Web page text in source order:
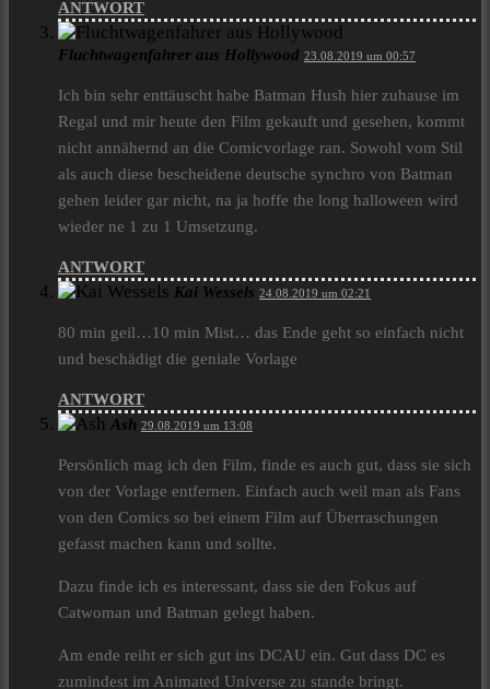
ANTWORT
Fluchtwagenfahrer aus Hollywood 23.08.2019 um 00:57
Ich bin sehr enttäuscht habe Batman Hush hier zuhause im
Regal und mir heute den Film gekauft und gesehen, kommt
nicht annähernd an die Comicvorlage ran. Sowohl vom Stil
als auch diese bescheidene deutsche synchro von Batman
gehen leider gar nicht, na ja hoffe the long halloween wird
wieder ne 1 zu 1 Umsetzung.
ANTWORT
Kai Wessels 24.08.2019 um 02:21
80 min geil…10 min Mist… das Ende geht so einfach nicht
und beschädigt die geniale Vorlage
ANTWORT
Ash 29.08.2019 um 13:08
Persönlich mag ich den Film, finde es auch gut, dass sie sich
von der Vorlage entfernen. Einfach auch weil man als Fans
von den Comics so bei einem Film auf Überraschungen
gefasst machen kann und sollte.
Dazu finde ich es interessant, dass sie den Fokus auf
Catwoman und Batman gelegt haben.
Am ende reiht er sich gut ins DCAU ein. Gut dass DC es
zumindest im Animated Universe zu stande bringt.